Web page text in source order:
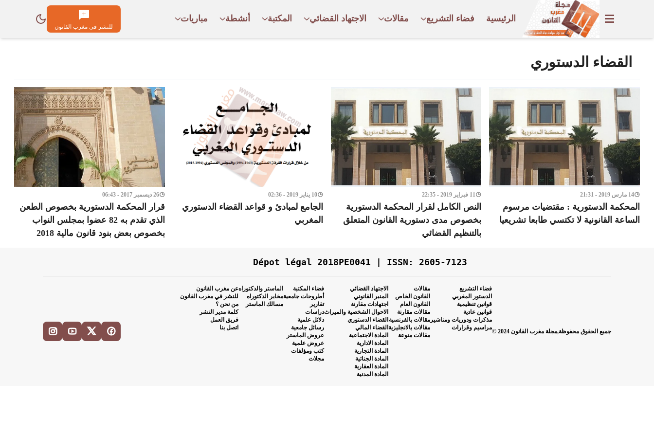
الرئيسية فضاء التشريع مقالات الاجتهاد القضائي المكتبة أنشطة مباريات
للنشر في مغرب القانون
القضاء الدستوري
14 مارس 2019 - 21:31
المحكمة الدستورية : مقتضيات مرسوم
الساعة القانونية لا تكتسي طابعا تشريعيا
11 فبراير 2019 - 22:35
النص الكامل لقرار المحكمة الدستورية
بخصوص مدى دستورية القانون المتعلق
بالتنظيم القضائي
10 يناير 2019 - 02:36
الجامع لمبادئ و قواعد القضاء الدستوري
المغربي
26 ديسمبر 2017 - 06:43
قرار المحكمة الدستورية بخصوص الطعن
الذي تقدم به 82 عضوا بمجلس النواب
بخصوص بعض بنود قانون مالية 2018
Dépot légal 2018PE0041 | ISSN: 2605-7123
جميع الحقوق محفوظة,مجلة مغرب القانون 2024 ©
فضاء التشريع
الدستور المغربي
قوانين تنظيمية
قوانين عادية
مذكرات ودوريات ومناشير
مراسيم وقرارات
مقالات
القانون الخاص
القانون العام
مقالات مقارنة
مقالات بالفرنسية
مقالات بالانجليزية
مقالات منوعة
الاجتهاد القضائي
المنبر القانوني
اجتهادات مقارنة
الاحوال الشخصية والميراث
القضاء الدستوري
القضاء المالي
المادة الاجتماعية
المادة الادارية
المادة التجارية
المادة الجنائية
المادة العقارية
المادة المدنية
فضاء المكتبة
أطروحات جامعية
تقارير
دراسات
دلائل علمية
رسائل جامعية
عروض الماستر
عروض علمية
كتب ومؤلفات
مجلات
الماستر والدكتوراه
مخابر الدكتوراه
مسالك الماستر
عن مغرب القانون
للنشر في مغرب القانون
من نحن ؟
كلمة مدير النشر
فريق العمل
اتصل بنا